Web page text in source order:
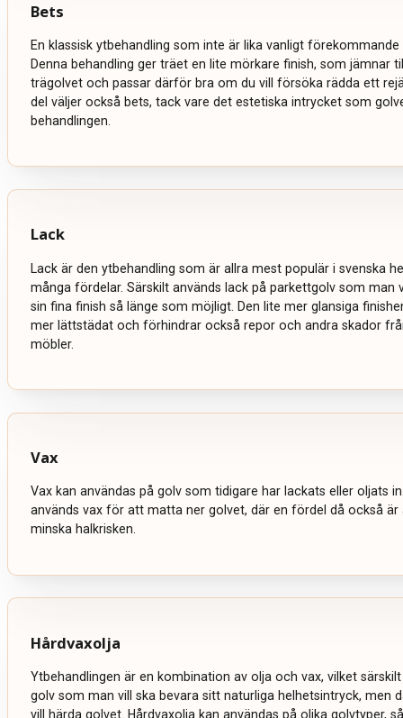
Bets
En klassisk ytbehandling som inte är lika vanligt förekommande
Denna behandling ger träet en lite mörkare finish, som jämnar
trägolvet och passar därför bra om du vill försöka rädda ett
del väljer också bets, tack vare det estetiska intrycket som
behandlingen.
Lack
Lack är den ytbehandling som är allra mest populär i svenska
många fördelar. Särskilt används lack på parkettgolv som man
sin fina finish så länge som möjligt. Den lite mer glansiga
mer lättstädat och förhindrar också repor och andra skador
möbler.
Vax
Vax kan användas på golv som tidigare har lackats eller oljats
används vax för att matta ner golvet, där en fördel då också är
minska halkrisken.
Hårdvaxolja
Ytbehandlingen är en kombination av olja och vax, vilket
golv som man vill ska bevara sitt naturliga helhetsintryck, men
vill härda golvet. Hårdvaxolja kan användas på olika golvtyper,